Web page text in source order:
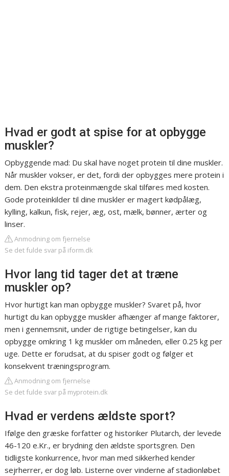
Hvad er godt at spise for at opbygge
muskler?
Opbyggende mad: Du skal have noget protein til dine muskler.
Når muskler vokser, er det, fordi der opbygges mere protein i
dem. Den ekstra proteinmængde skal tilføres med kosten.
Gode proteinkilder til dine muskler er magert kødpålæg,
kylling, kalkun, fisk, rejer, æg, ost, mælk, bønner, ærter og
linser.
Anmodning om fjernelse
Se det fulde svar på iform.dk
Hvor lang tid tager det at træne
muskler op?
Hvor hurtigt kan man opbygge muskler? Svaret på, hvor
hurtigt du kan opbygge muskler afhænger af mange faktorer,
men i gennemsnit, under de rigtige betingelser, kan du
opbygge omkring 1 kg muskler om måneden, eller 0.25 kg per
uge. Dette er forudsat, at du spiser godt og følger et
konsekvent træningsprogram.
Anmodning om fjernelse
Se det fulde svar på myprotein.dk
Hvad er verdens ældste sport?
Ifølge den græske forfatter og historiker Plutarch, der levede
46-120 e.Kr., er brydning den ældste sportsgren. Den
tidligste konkurrence, hvor man med sikkerhed kender
sejrherrer, er dog løb. Listerne over vinderne af stadionløbet